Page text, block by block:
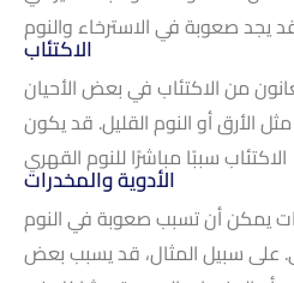
يجد صعوبة في الاسترخاء والنوم
الاكتئاب
من الاكتئاب في بعض الأحيان
الأرق أو النوم القليل. قد يكون
الاكتئاب سببًا مباشرًا للنوم القهري
الأدوية والمخدرات
يمكن أن تسبب صعوبة في النوم
على سبيل المثال، قد يسبب بعض